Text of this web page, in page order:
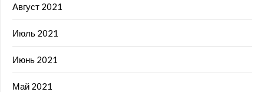
Август 2021
Июль 2021
Июнь 2021
Май 2021